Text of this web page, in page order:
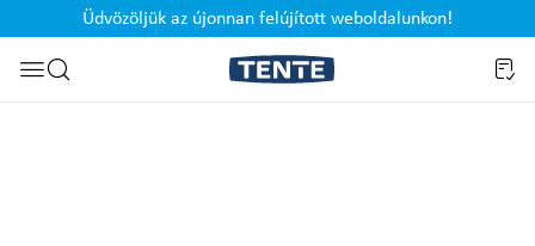
Ugrás a kereséshez
Üdvözöljük az újonnan felújított weboldalunkon!